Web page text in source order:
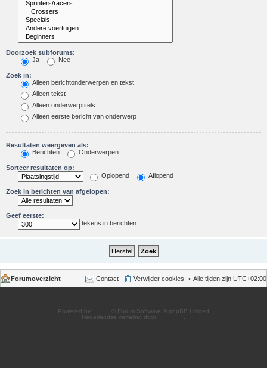
Doorzoek subforums:
Ja
Nee
Zoek in:
Alleen berichtonderwerpen en tekst
Alleen tekst
Alleen onderwerptitels
Alleen eerste bericht van onderwerp
Resultaten weergeven als:
Berichten
Onderwerpen
Sorteer resultaten op:
Oplopend
Aflopend
Zoek in berichten van afgelopen:
Geef eerste:
tekens in berichten
Forumoverzicht Alle tijden zijn UTC+02:00
Verwijder cookies
Contact
Powered by
® Forum Software © phpBB Limited
Nederlandse vertaling door